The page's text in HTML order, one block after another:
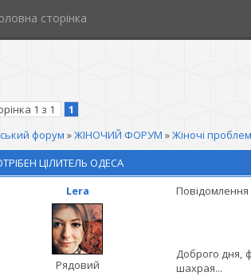
сторінка
1 з 1
1
форум »ЖІНОЧИЙ ФОРУМ »Жіночі
ЦІЛИТЕЛЬ ОДЕСА
Lera
Повідомлення
Рядовий
Доброго дня,
шахрая...